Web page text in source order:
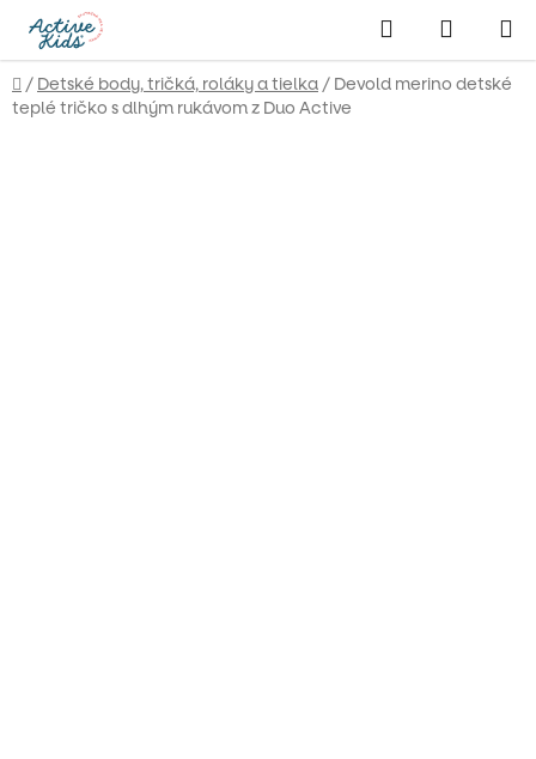
obsah
Hľadať
KOŠÍK
Domov
/ Detské body, tričká, roláky a tielka/ Devold merino detské
teplé tričko s dlhým rukávom z Duo Active